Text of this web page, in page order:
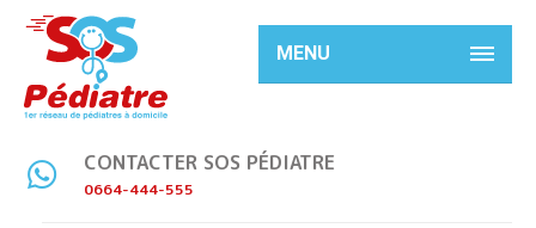
CONTACTER SOS PÉDIATRE
0664-444-555
MENU